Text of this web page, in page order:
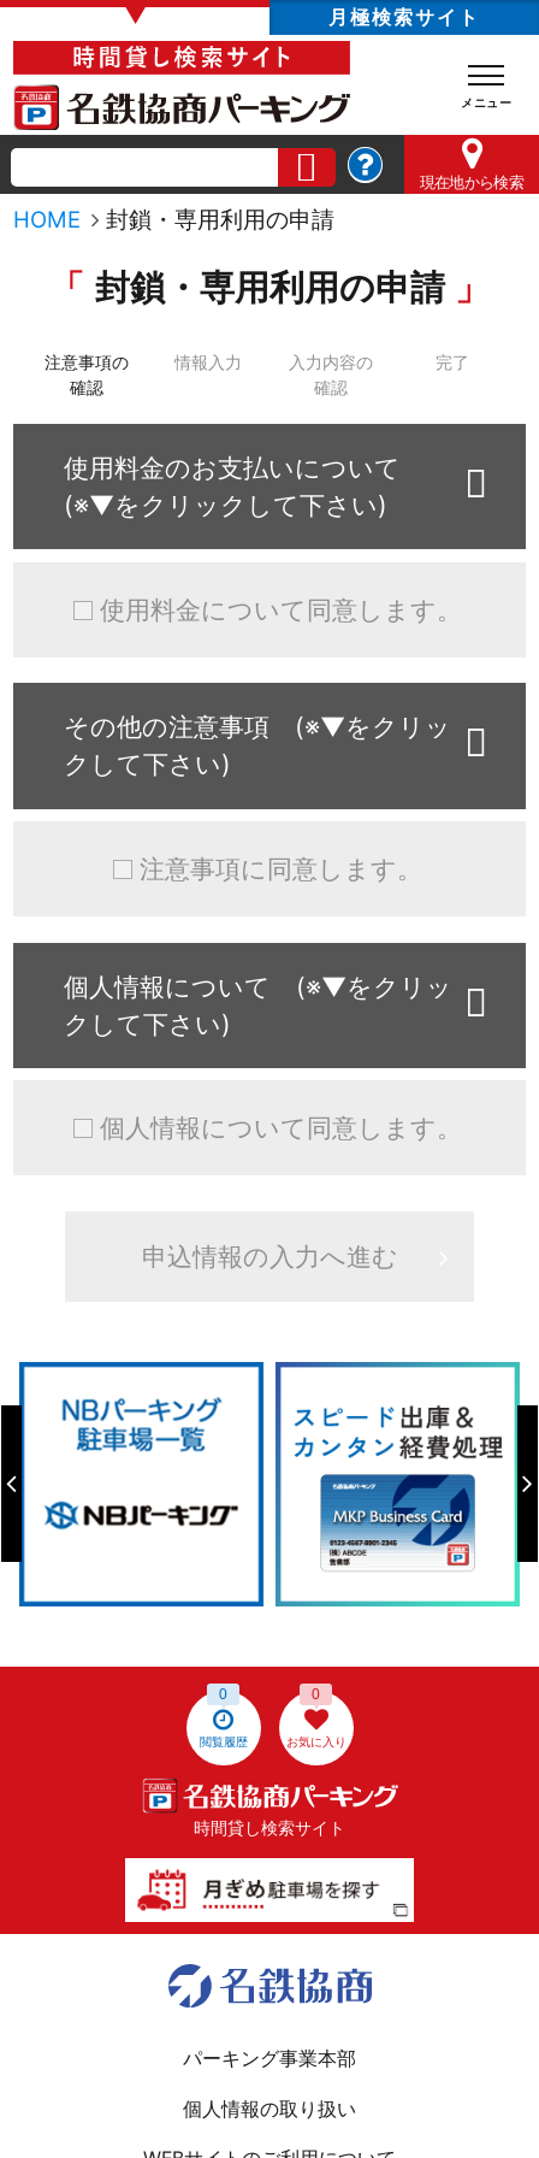
▼ 月極検索サイト
現在地から検索
HOME 封鎖・専用利用の申請
封鎖・専用利用の申請
注意事項の
確認
情報入力
入力内容の
確認
完了
使用料金のお支払いについて
(※▼をクリックして下さい)
使用料金について同意します。
その他の注意事項 (※▼をクリッ
クして下さい)
注意事項に同意します。
個人情報について (※▼をクリッ
クして下さい)
個人情報について同意します。
閲覧履歴
0
お気に入り
0
時間貸し検索サイト
パーキング事業本部
個人情報の取り扱い